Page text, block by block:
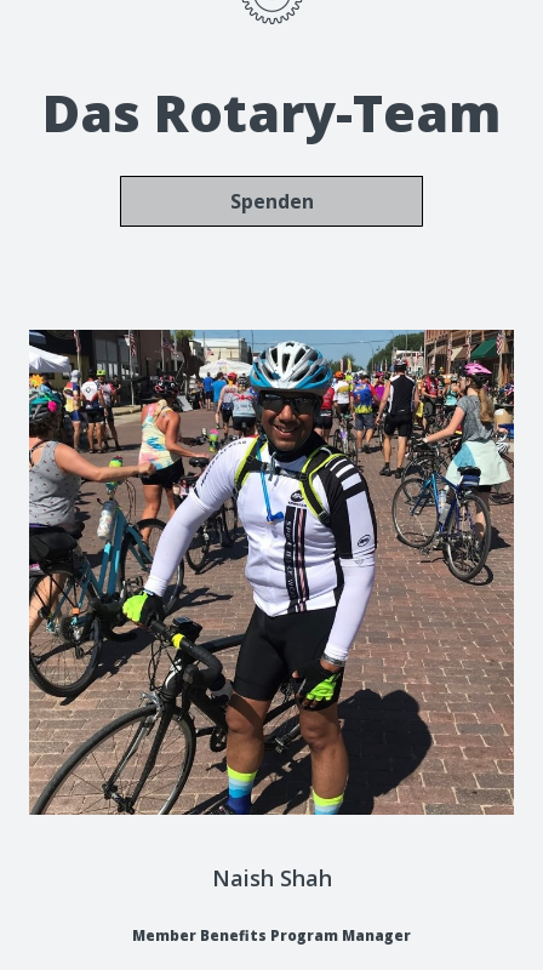
Das Rotary-Team
Spenden
Naish Shah
Member Benefits Program Manager